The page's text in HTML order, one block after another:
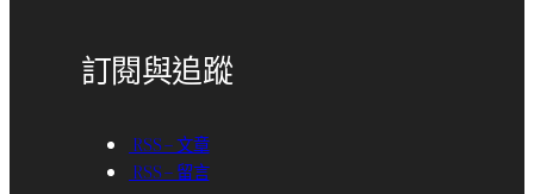
訂閱與追蹤
RSS – 文章
RSS – 留言